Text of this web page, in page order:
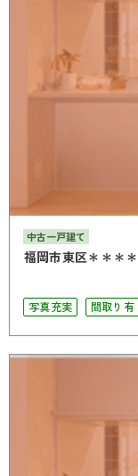
中古一戸建て
福岡市東区＊＊＊＊
写真充実
間取り有
オール電化